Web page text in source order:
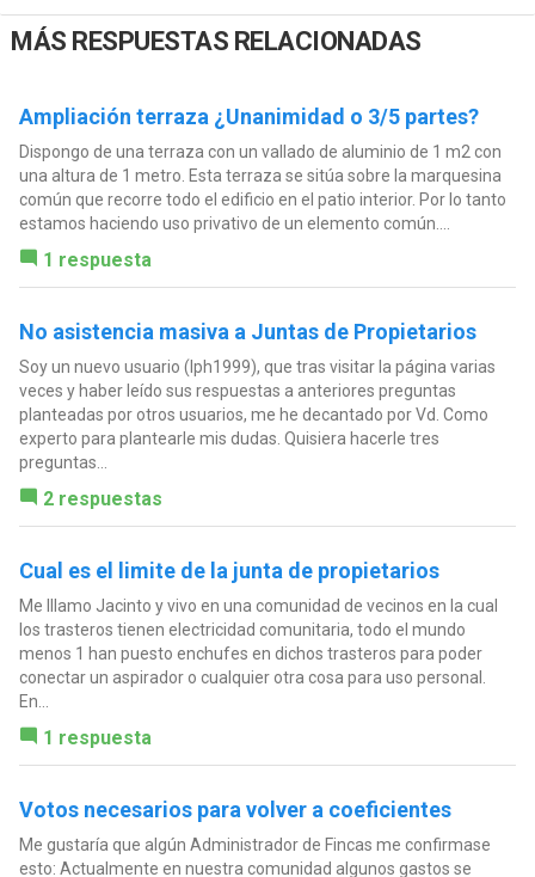
MÁS RESPUESTAS RELACIONADAS
Ampliación terraza ¿Unanimidad o 3/5 partes?
Dispongo de una terraza con un vallado de aluminio de 1 m2 con
una altura de 1 metro. Esta terraza se sitúa sobre la marquesina
común que recorre todo el edificio en el patio interior. Por lo tanto
estamos haciendo uso privativo de un elemento común....
1 respuesta
No asistencia masiva a Juntas de Propietarios
Soy un nuevo usuario (lph1999), que tras visitar la página varias
veces y haber leído sus respuestas a anteriores preguntas
planteadas por otros usuarios, me he decantado por Vd. Como
experto para plantearle mis dudas. Quisiera hacerle tres
preguntas...
2 respuestas
Cual es el limite de la junta de propietarios
Me lllamo Jacinto y vivo en una comunidad de vecinos en la cual
los trasteros tienen electricidad comunitaria, todo el mundo
menos 1 han puesto enchufes en dichos trasteros para poder
conectar un aspirador o cualquier otra cosa para uso personal.
En...
1 respuesta
Votos necesarios para volver a coeficientes
Me gustaría que algún Administrador de Fincas me confirmase
esto: Actualmente en nuestra comunidad algunos gastos se